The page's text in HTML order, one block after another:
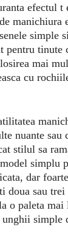
efectul t
manichiura
simple
pentru tinute
mai
cu
nuante sau
stilul sa
simplu
dar
doua sau
o paleta mai
simple